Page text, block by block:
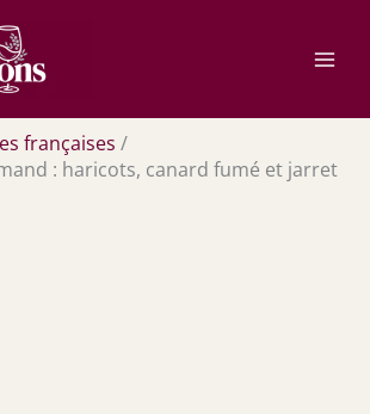
françaises
: haricots, canard fumé et jarret